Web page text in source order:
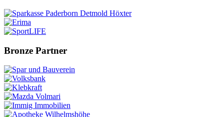
Bronze Partner